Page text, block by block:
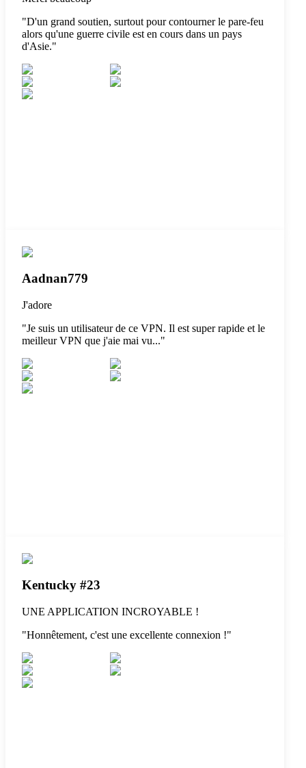
"D'un grand soutien, surtout pour contourner le pare-feu
alors qu'une guerre civile est en cours dans un pays
d'Asie."
Aadnan779
J'adore
"Je suis un utilisateur de ce VPN. Il est super rapide et le
meilleur VPN que j'aie mai vu..."
Kentucky #23
UNE APPLICATION INCROYABLE !
"Honnêtement, c'est une excellente connexion !"